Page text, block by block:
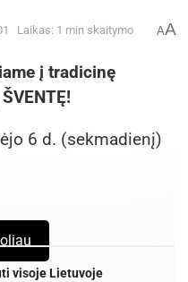
Laikas: 1 min skaitymo AA
į tradicinę
6 d. (sekmadienį)
visoje Lietuvoje